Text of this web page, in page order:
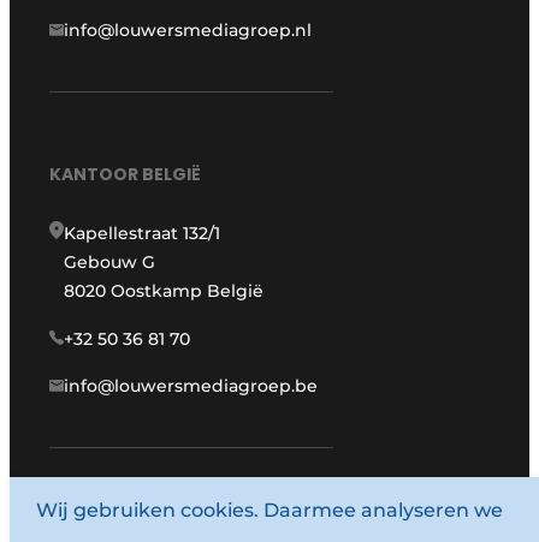
info@louwersmediagroep.nl
KANTOOR BELGIË
Kapellestraat 132/1
Gebouw G
8020 Oostkamp België
+32 50 36 81 70
info@louwersmediagroep.be
www.louwersmediagroep.com
Wij gebruiken cookies. Daarmee analyseren we